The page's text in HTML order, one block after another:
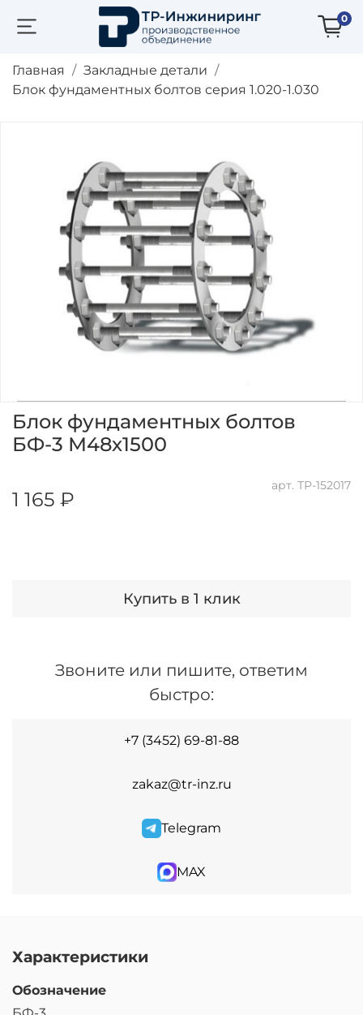
0
Главная
Закладные детали
Блок фундаментных болтов серия 1.020-1.030
арт. ТР-152017
Блок фундаментных болтов
БФ-3 М48х1500
1 165 ₽
Купить в 1 клик
Звоните или пишите, ответим
быстро:
+7 (3452) 69-81-88
zakaz@tr-inz.ru
Telegram
MAX
Характеристики
Обозначение